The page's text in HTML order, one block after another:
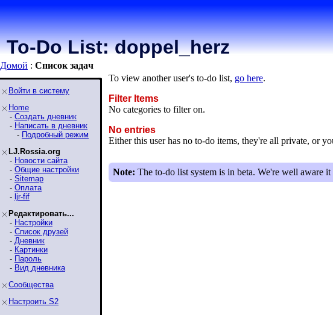
To-Do List: doppel_herz
Домой : Список задaч
Войти в систему
Home
- Создать дневник
- Написать в дневник
- Подробный режим
LJ.Rossia.org
- Новости сайта
- Общие настройки
- Sitemap
- Оплата
- ljr-fif
Редактировать...
- Настройки
- Список друзей
- Дневник
- Картинки
- Пароль
- Вид дневника
Сообщества
Настроить S2
To view another user's to-do list, go here.
Filter Items
No categories to filter on.
No entries
Either this user has no to-do items, they're all private, or
Note: The to-do list system is in beta. We're well aware